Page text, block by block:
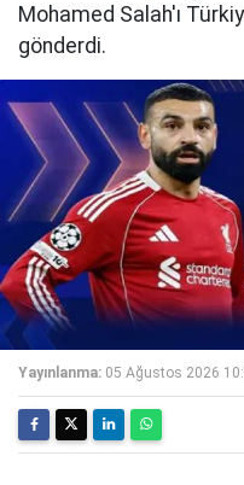
Mohamed Salah'ı
gönderdi.
Yayınlanma: 05 Ağustos 2026